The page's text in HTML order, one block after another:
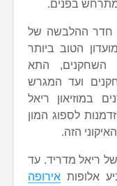
בפנים.
חדר ההלבשה של
הטוב ביותר
השחקנים, התא
ועד המגרש
במוזיאון ריאל
לספוג המון
הזה.
של ריאל מדריד. עד
אלופות אירופה